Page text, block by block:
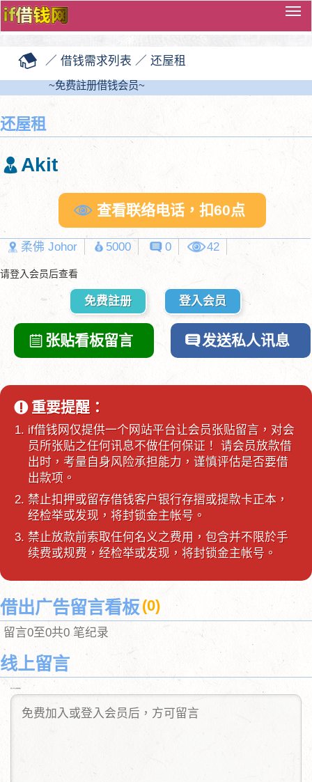
切
换
／ 借钱需求列表 ／ 还屋租
~免费註册借钱会员~
还屋租
Akit
查看联络电话，扣60点
柔佛 Johor 5000 0 42
请登入会员后查看
免费註册 登入会员
张贴看板留言 发送私人讯息
重要提醒：
if借钱网仅提供一个网站平台让会员张贴留言，对会
员所张贴之任何讯息不做任何保证！ 请会员放款借
出时，考量自身风险承担能力，谨慎评估是否要借
出款项。
禁止扣押或留存借钱客户银行存摺或提款卡正本，
经检举或发现，将封锁金主帐号。
禁止放款前索取任何名义之费用，包含并不限於手
续费或规费，经检举或发现，将封锁金主帐号。
借出广告留言看板 (0)
留言0至0共0 笔纪录
线上留言